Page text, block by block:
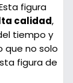
figura
calidad,
tiempo y
que no solo
figura de